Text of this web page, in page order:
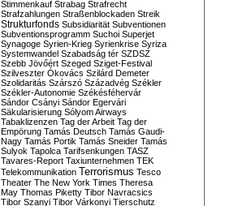
Stimmenkauf Strabag Strafrecht
Strafzahlungen Straßenblockaden Streik
Strukturfonds Subsidiarität Subventionen
Subventionsprogramm Suchoi Superjet
Synagoge Syrien-Krieg Syrienkrise Syriza
Systemwandel Szabadság tér SZDSZ
Szebb Jövőért Szeged Sziget-Festival
Szilveszter Ókovács Szilárd Demeter
Szolidaritás Szárszó Századvég Székler
Székler-Autonomie Székésféhervár
Sándor Csányi Sándor Egervári
Säkularisierung Sólyom Airways
Tabaklizenzen Tag der Arbeit Tag der
Empörung Tamás Deutsch Tamás Gaudi-
Nagy Tamás Portik Tamás Sneider Tamás
Sulyok Tapolca Tarifsenkungen TASZ
Tavares-Report Taxiunternehmen TEK
Telekommunikation Terrorismus Tesco
Theater The New York Times Theresa
May Thomas Piketty Tibor Navracsics
Tibor Szanyi Tibor Várkonyi Tierschutz